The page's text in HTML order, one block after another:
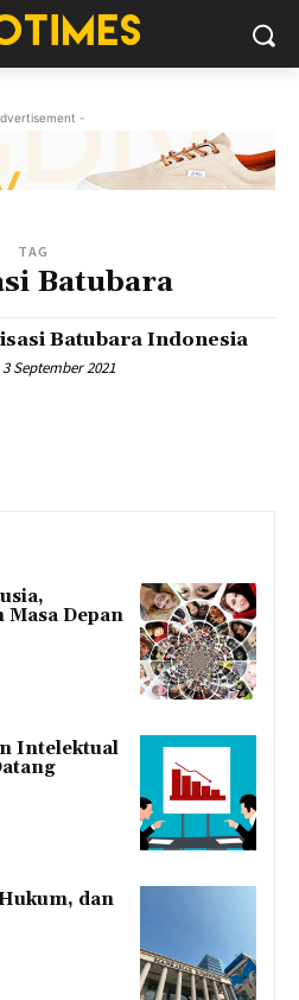
-
TAG
Batubara
Batubara Indonesia
September 2021
Depan
Intelektual
dan